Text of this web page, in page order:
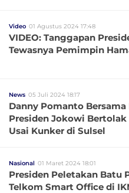
Video 01 Agustus 2024 17:48
VIDEO: Tanggapan
Tewasnya Pemimpin
News 05 Juli 2024 18:17
Danny Pomanto
Presiden Jokowi Bertolak
Usai Kunker di Sulsel
Nasional 01 Maret 2024 18:01
Presiden Peletakan Batu
Telkom Smart Office di